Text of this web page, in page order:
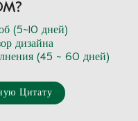
(5~10 дней)
дизайна
(45 ~ 60 дней)
Цитату